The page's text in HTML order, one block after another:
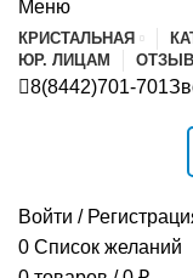
Меню
КРИСТАЛЬНАЯ
ЮР. ЛИЦАМ
8(8442)701-701
Войти /
0 Список желаний